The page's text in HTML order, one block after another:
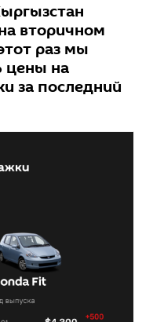
вторичном
раз мы
цены на
за последний